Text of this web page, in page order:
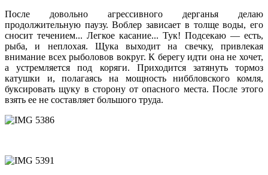
После довольно агрессивного дерганья делаю
продолжительную паузу. Воблер зависает в толще воды, его
сносит течением... Легкое касание... Тук! Подсекаю — есть,
рыба, и неплохая. Щука выходит на свечку, привлекая
внимание всех рыболовов вокруг. К берегу идти она не хочет,
а устремляется под коряги. Приходится затянуть тормоз
катушки и, полагаясь на мощность ниббловского комля,
буксировать щуку в сторону от опасного места. После этого
взять ее не составляет большого труда.